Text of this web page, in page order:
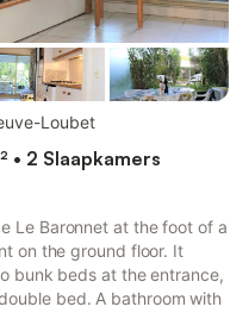
Loubet
• 2 Slaapkamers
Le Baronnet at the foot of a
on the ground floor. It
bunk beds at the entrance,
bed. A bathroom with